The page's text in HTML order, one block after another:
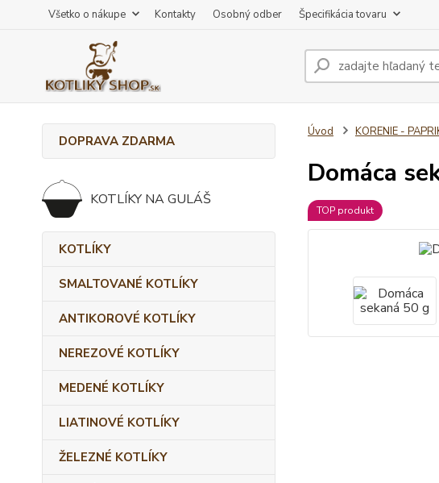
Všetko o nákupe Kontakty Osobný odber Špecifikácia tovaru
DOPRAVA ZDARMA
KOTLÍKY NA GULÁŠ
KOTLÍKY
SMALTOVANÉ KOTLÍKY
ANTIKOROVÉ KOTLÍKY
NEREZOVÉ KOTLÍKY
MEDENÉ KOTLÍKY
LIATINOVÉ KOTLÍKY
ŽELEZNÉ KOTLÍKY
Úvod KORENIE -
Domáca
TOP produkt